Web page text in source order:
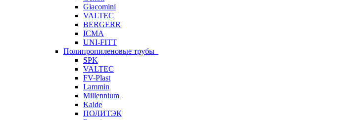
Giacomini
VALTEC
BERGERR
ICMA
UNI-FITT
Полипропиленовые трубы
SPK
VALTEC
FV-Plast
Lammin
Millennium
Kalde
ПОЛИТЭК